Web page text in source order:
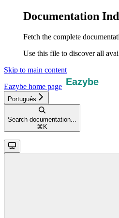
Documentation
Fetch the complete
Use this file to discover all
Skip to main content
Eazybe home page
Português
Search documentation...
⌘ K